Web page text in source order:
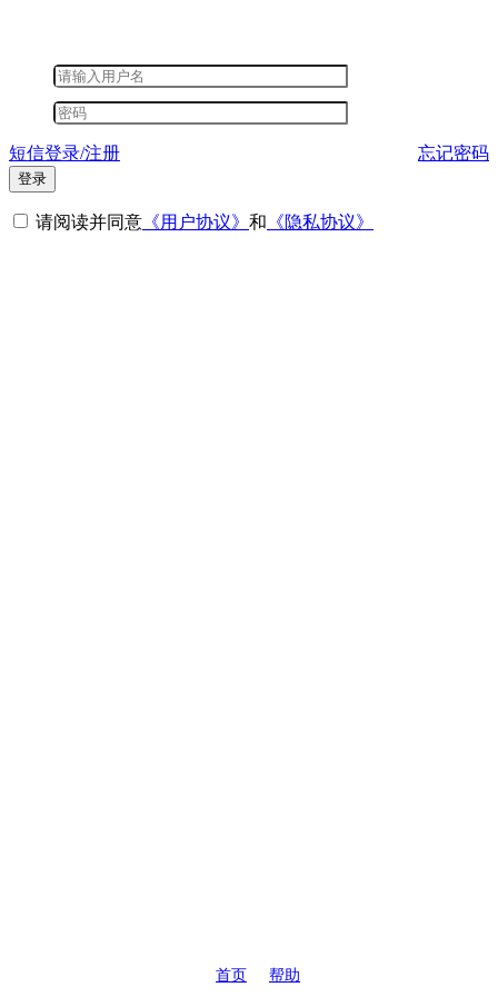
短信登录/注册 忘记密码
登录
请阅读并同意 《用户协议》 和 《隐私协议》
首页 帮助